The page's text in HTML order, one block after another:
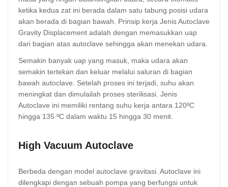
ketika kedua zat ini berada dalam satu tabung posisi udara
akan berada di bagian bawah. Prinsip kerja Jenis Autoclave
Gravity Displacement adalah dengan memasukkan uap
dari bagian atas autoclave sehingga akan menekan udara.
Semakin banyak uap yang masuk, maka udara akan
semakin tertekan dan keluar melalui saluran di bagian
bawah autoclave. Setelah proses ini terjadi, suhu akan
meningkat dan dimulailah proses sterilisasi. Jenis
Autoclave ini memiliki rentang suhu kerja antara 120ºC
hingga 135 ºC dalam waktu 15 hingga 30 menit.
High Vacuum Autoclave
Berbeda dengan model autoclave gravitasi. Autoclave ini
dilengkapi dengan sebuah pompa yang berfungsi untuk